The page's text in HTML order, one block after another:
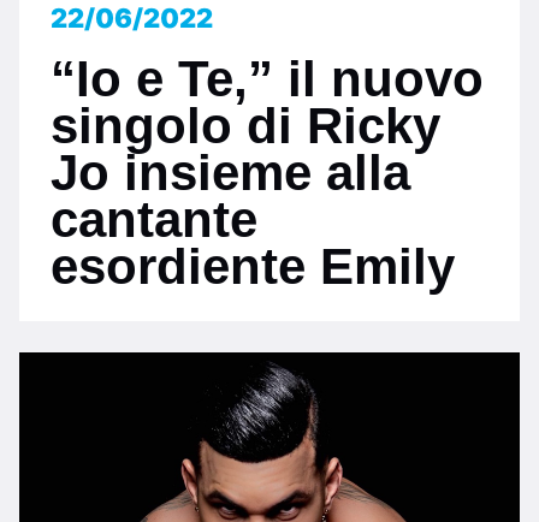
22/06/2022
“Io e Te,” il nuovo
singolo di Ricky
Jo insieme alla
cantante
esordiente Emily